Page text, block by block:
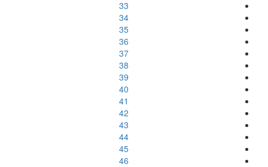
33
34
35
36
37
38
39
40
41
42
43
44
45
46